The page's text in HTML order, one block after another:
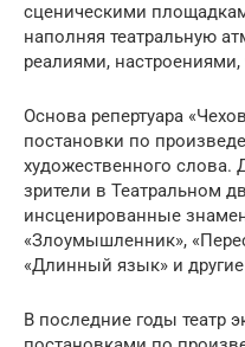
сценическими
наполняя театральную
реалиями,
Основа репертуара
постановки по
художественного слова.
зрители в Театральном
инсценированные
«Злоумышленник»,
«Длинный язык» и
В последние годы театр